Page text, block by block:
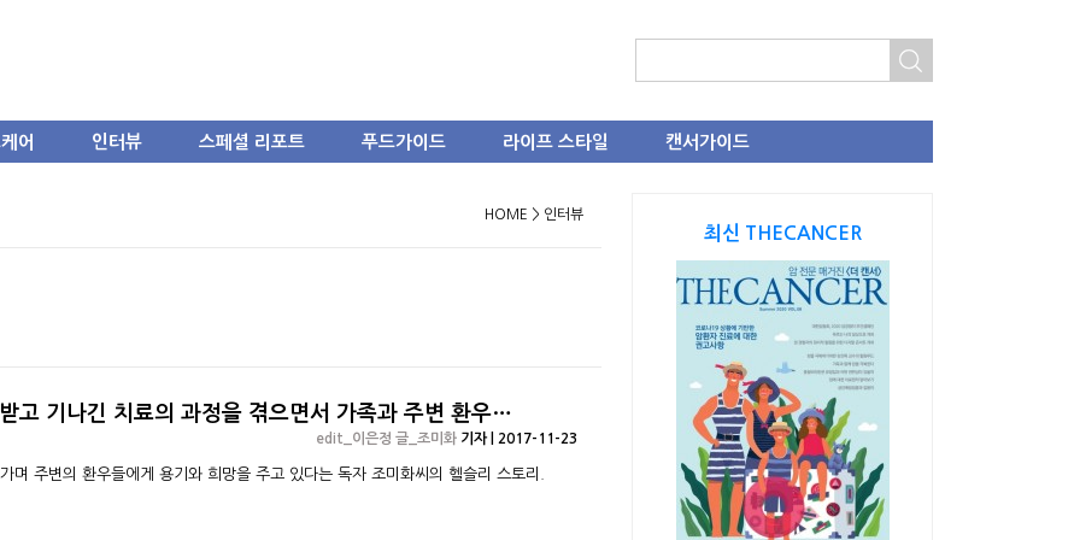
어 인터뷰 스페셜 리포트 푸드가이드 라이프 스타일 캔서가이드
HOME > 인터뷰
고 기나긴 치료의 과정을 겪으면서 가족과 주변 환우…
edit_이은정 글_조미화 기자 | 2017-11-23
며 주변의 환우들에게 용기와 희망을 주고 있다는 독자 조미화씨의 헬슬리 스토리.
최신 THECANCER